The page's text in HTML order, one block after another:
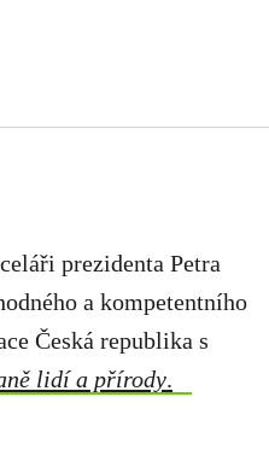
prezidenta Petra
a kompetentního
Česká republika s
lidí a přírody.